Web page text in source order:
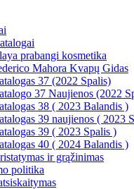
prabangi kosmetika
Mahora Kvapų Gidas
37 (2022 Spalis)
37 Naujienos (2022
38 ( 2023 Balandis )
39 naujienos ( 2023
39 ( 2023 Spalis )
40 ( 2024 Balandis )
ir grąžinimas
politika